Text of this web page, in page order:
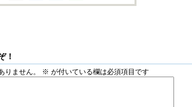
！
りません。 ※ が付いている欄は必須項目です